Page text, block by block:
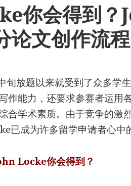
你会得到？
文创作流程
旬放题以来就受到了众多学
作能力，还要求参赛者运用
合学术素质。由于竞争的激
已成为许多留学申请者心中
Locke你会得到？